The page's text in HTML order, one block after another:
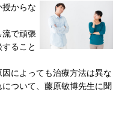
からな
流で頑張
ること
によっても治療方法は異な
ついて、藤原敏博先生に聞